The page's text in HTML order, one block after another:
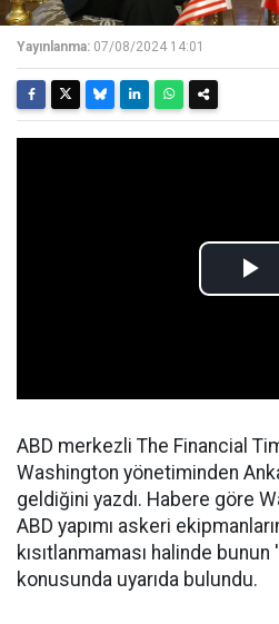
Yayınlanma: 07/08/2024 14:01
ABD merkezli The Financial
Washington yönetiminden
geldiğini yazdı. Habere göre
ABD yapımı askeri
kısıtlanmaması halinde bunun
konusunda uyarıda bulundu.